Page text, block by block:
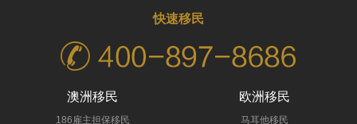
快速移民
澳洲移民
186雇主担保移民
欧洲移民
马耳他移民